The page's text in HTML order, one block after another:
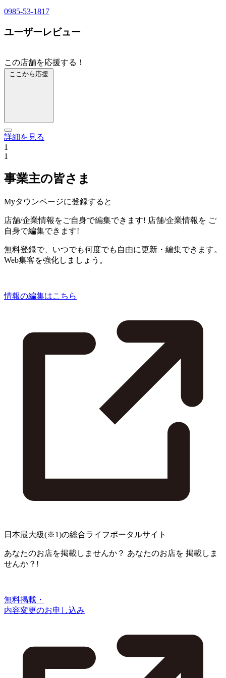
0985-53-1817
ユーザーレビュー
この店舗を応援する！
ここから応援
詳細を見る
1
1
事業主の皆さま
Myタウンページに登録すると
店舗/企業情報をご自身で編集できます! 店舗/企業情報を ご
自身で編集できます!
無料登録で、いつでも何度でも自由に更新・編集できます。
Web集客を強化しましょう。
情報の編集はこちら
日本最大級(※1)の総合ライフポータルサイト
あなたのお店を掲載しませんか？ あなたのお店を 掲載しま
せんか？!
無料掲載・
内容変更のお申し込み